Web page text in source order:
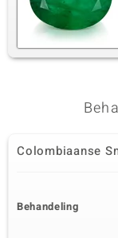
Colombiaanse
Behandeling